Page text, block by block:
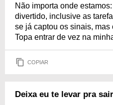
Não importa onde
divertido, inclusive as
se já captou os sinais, mas
Topa entrar de vez na
COPIAR
Deixa eu te levar pra sair